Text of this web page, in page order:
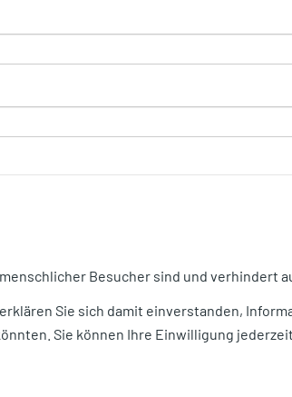
Besucher sind und verhindert
Sie sich damit einverstanden,
Sie können Ihre Einwilligung